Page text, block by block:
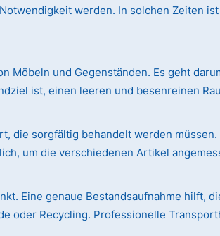
werden. In solchen Zeiten
Möbeln und Gegenständen. Es geht
ist, einen leeren und besenreinen
die sorgfältig behandelt werden
um die verschiedenen Artikel
Eine genaue Bestandsaufnahme hilft,
oder Recycling. Professionelle